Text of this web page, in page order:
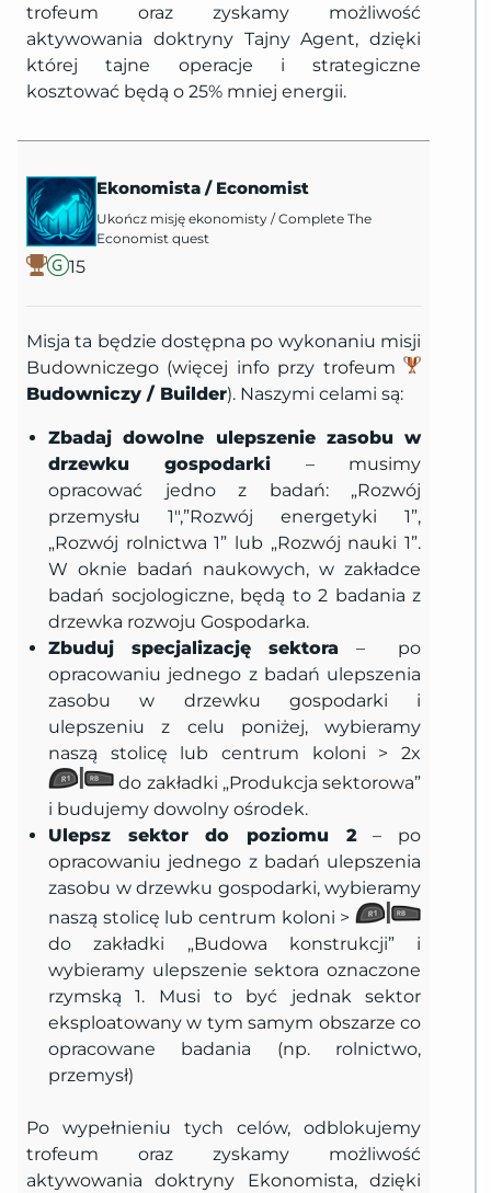
trofeum oraz zyskamy możliwość
aktywowania doktryny Tajny Agent, dzięki
której tajne operacje i strategiczne
kosztować będą o 25% mniej energii.
15
Ekonomista / Economist
Ukończ misję ekonomisty /Complete The
Economist quest
Misja ta będzie dostępna po wykonaniu misji
Budowniczego (więcej info przy trofeum
Budowniczy / Builder). Naszymi celami są:
Zbadaj dowolne ulepszenie zasobu w
drzewku gospodarki – musimy
opracować jedno z badań: „Rozwój
przemysłu 1″,”Rozwój energetyki 1”,
„Rozwój rolnictwa 1” lub „Rozwój nauki 1”.
W oknie badań naukowych, w zakładce
badań socjologiczne, będą to 2 badania z
drzewka rozwoju Gospodarka.
Zbuduj specjalizację sektora – po
opracowaniu jednego z badań ulepszenia
zasobu w drzewku gospodarki i
ulepszeniu z celu poniżej, wybieramy
naszą stolicę lub centrum koloni > 2x
do zakładki „Produkcja sektorowa”
i budujemy dowolny ośrodek.
Ulepsz sektor do poziomu 2– po
opracowaniu jednego z badań ulepszenia
zasobu w drzewku gospodarki, wybieramy
naszą stolicę lub centrum koloni >
do zakładki „Budowa konstrukcji” i
wybieramy ulepszenie sektora oznaczone
rzymską 1. Musi to być jednak sektor
eksploatowany w tym samym obszarze co
opracowane badania (np. rolnictwo,
przemysł)
Po wypełnieniu tych celów, odblokujemy
trofeum oraz zyskamy możliwość
aktywowania doktryny Ekonomista, dzięki